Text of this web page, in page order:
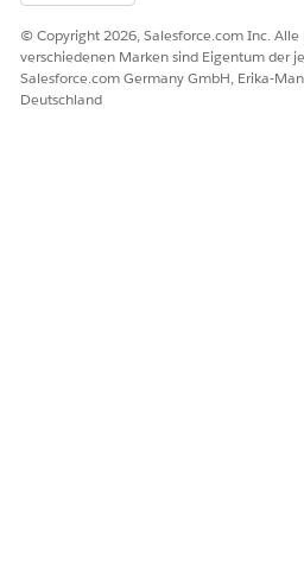
© Copyright 2026, Salesforce.com Inc.
verschiedenen Marken sind Eigentum der
Salesforce.com Germany GmbH, Erika-
Deutschland